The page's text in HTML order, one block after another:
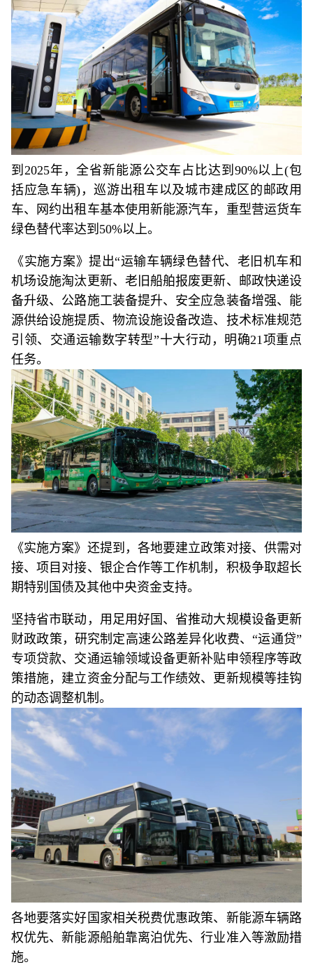
到2025年，全省新能源公交车占比达到90%以上(包
括应急车辆)，巡游出租车以及城市建成区的邮政用
车、网约出租车基本使用新能源汽车，重型营运货车
绿色替代率达到50%以上。
《实施方案》提出“运输车辆绿色替代、老旧机车和
机场设施淘汰更新、老旧船舶报废更新、邮政快递设
备升级、公路施工装备提升、安全应急装备增强、能
源供给设施提质、物流设施设备改造、技术标准规范
引领、交通运输数字转型”十大行动，明确21项重点
任务。
《实施方案》还提到，各地要建立政策对接、供需对
接、项目对接、银企合作等工作机制，积极争取超长
期特别国债及其他中央资金支持。
坚持省市联动，用足用好国、省推动大规模设备更新
财政政策，研究制定高速公路差异化收费、“运通贷”
专项贷款、交通运输领域设备更新补贴申领程序等政
策措施，建立资金分配与工作绩效、更新规模等挂钩
的动态调整机制。
各地要落实好国家相关税费优惠政策、新能源车辆路
权优先、新能源船舶靠离泊优先、行业准入等激励措
施。